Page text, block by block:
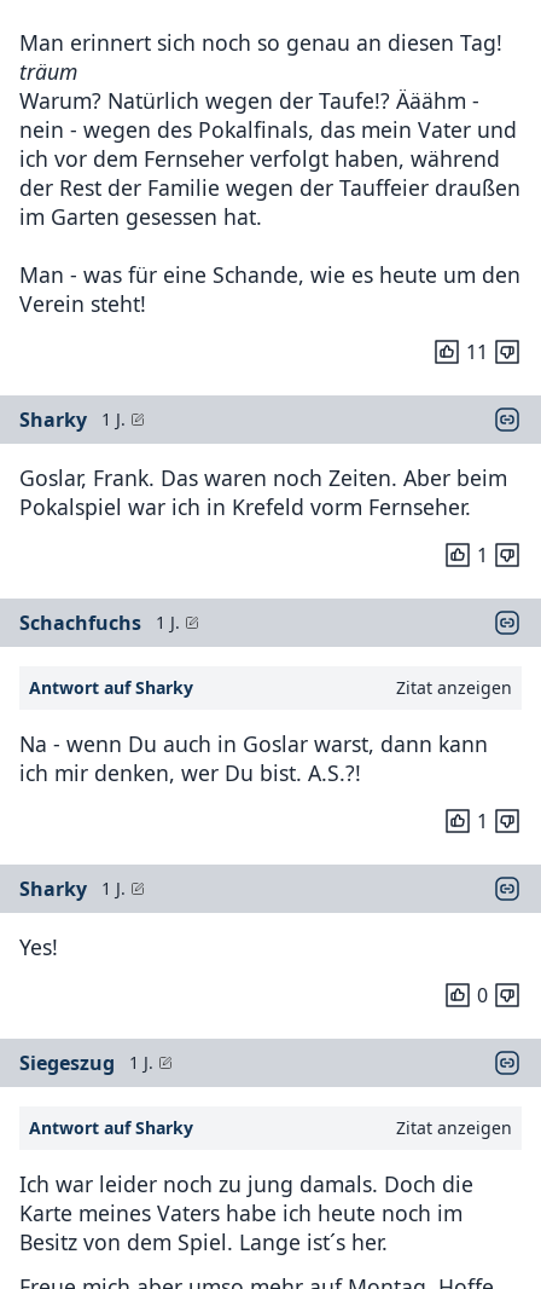
Man erinnert sich noch so genau an diesen Tag!
träum
Warum? Natürlich wegen der Taufe!? Ääähm -
nein - wegen des Pokalfinals, das mein Vater und
ich vor dem Fernseher verfolgt haben, während
der Rest der Familie wegen der Tauffeier draußen
im Garten gesessen hat.
Man - was für eine Schande, wie es heute um den
Verein steht!
11
Sharky 1 J.
Goslar, Frank. Das waren noch Zeiten. Aber beim
Pokalspiel war ich in Krefeld vorm Fernseher.
1
Schachfuchs 1 J.
Antwort auf Sharky Zitat anzeigen
Na - wenn Du auch in Goslar warst, dann kann
ich mir denken, wer Du bist. A.S.?!
1
Sharky 1 J.
Yes!
0
Siegeszug 1 J.
Antwort auf Sharky Zitat anzeigen
Ich war leider noch zu jung damals. Doch die
Karte meines Vaters habe ich heute noch im
Besitz von dem Spiel. Lange ist´s her.